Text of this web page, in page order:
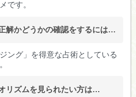
です。
解かどうかの確認をするには…
ング」を得意な占術としている
リズムを見られたい方は…